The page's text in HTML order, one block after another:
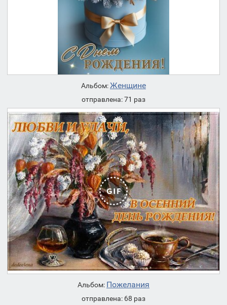
Альбом:Женщине
отправлена: 71 раз
Альбом: Пожелания
отправлена: 68 раз